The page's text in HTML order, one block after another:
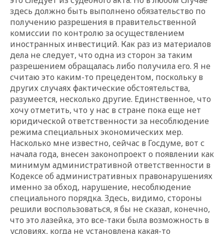
здесь должно быть выполнено обязательство по
получению разрешения в правительственной
комиссии по контролю за осуществлением
иностранных инвестиций. Как раз из материалов
дела не следует, что одна из сторон за таким
разрешением обращалась либо получила его. Я не
считаю это каким-то прецедентом, поскольку в
других случаях фактические обстоятельства,
разумеется, несколько другие. Единственное, что
хочу отметить, что у нас в стране пока еще нет
юридической ответственности за несоблюдение
режима специальных экономических мер.
Насколько мне известно, сейчас в Госдуме, вот с
начала года, внесен законопроект о появлении как
минимум административной ответственности в
Кодексе об административных правонарушениях
именно за обход, нарушение, несоблюдение
специального порядка. Здесь, видимо, стороны
решили воспользоваться, я бы не сказал, конечно,
что это лазейка, это все-таки была возможность в
условиях, когда не установлена какая-то